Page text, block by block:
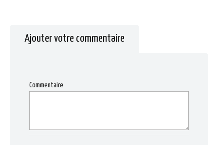
Ajouter votre commentaire
Commentaire